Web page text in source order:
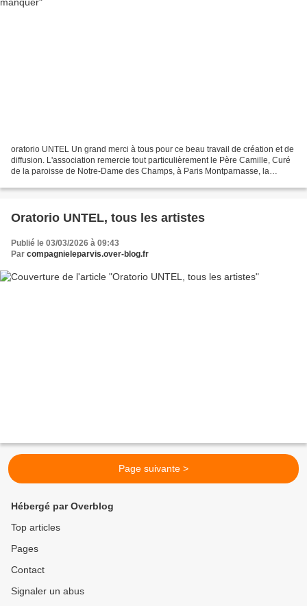
oratorio UNTEL Un grand merci à tous pour ce beau travail de création et de
diffusion. L'association remercie tout particulièrement le Père Camille, Curé
de la paroisse de Notre-Dame des Champs, à Paris Montparnasse, la
Oratorio UNTEL, tous les artistes
Publié le 03/03/2026 à 09:43
Par compagnieleparvis.over-blog.fr
Page suivante >
Hébergé par Overblog
Top articles
Pages
Contact
Signaler un abus